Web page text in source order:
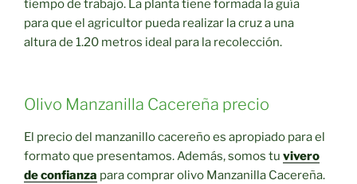
tiempo de trabajo. La planta tiene formada la guía
para que el agricultor pueda realizar la cruz a una
altura de 1.20 metros ideal para la recolección.
Olivo Manzanilla Cacereña precio
El precio del manzanillo cacereño es apropiado para el
formato que presentamos. Además, somos tu vivero
de confianza para comprar olivo Manzanilla Cacereña.